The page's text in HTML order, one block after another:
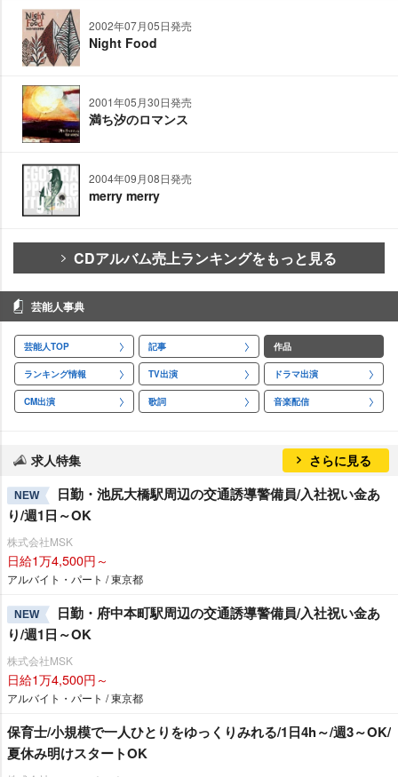
2002年07月05日発売
Night Food
2001年05月30日発売
満ち汐のロマンス
2004年09月08日発売
merry merry
CDアルバム売上ランキングをもっと見る
芸能人事典
芸能人TOP 記事 作品
ランキング情報 TV出演 ドラマ出演
CM出演 歌詞 音楽配信
求人特集 さらに見る
NEW
日勤・池尻大橋駅周辺の交通誘導警備員/入社祝い金あ
り/週1日～OK
株式会社MSK
日給1万4,500円～
アルバイト・パート / 東京都
NEW
日勤・府中本町駅周辺の交通誘導警備員/入社祝い金あ
り/週1日～OK
株式会社MSK
日給1万4,500円～
アルバイト・パート / 東京都
保育士/小規模で一人ひとりをゆっくりみれる/1日4h～/週3～OK/
夏休み明けスタートOK